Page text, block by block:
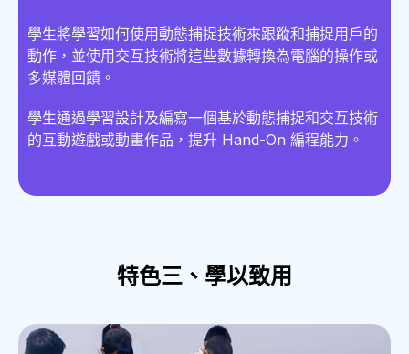
學生將學習如何使用動態捕捉技術來跟蹤和捕捉用戶的
動作，並使用交互技術將這些數據轉換為電腦的操作或
多媒體回饋。
學生通過學習設計及編寫一個基於動態捕捉和交互技術
的互動遊戲或動畫作品，提升 Hand-On 編程能力。
特色三、學以致用